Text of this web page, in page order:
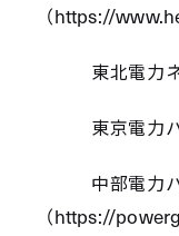
（https://
東北電力
東京電力
中部電力
（https://